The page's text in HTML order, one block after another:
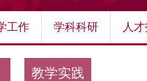
工作 学科科研 人
教学实践